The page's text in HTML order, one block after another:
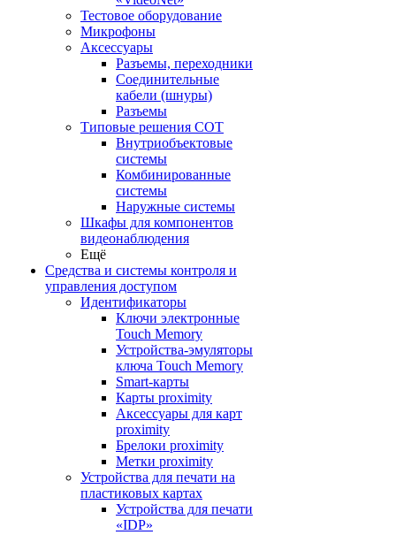
Тестовое оборудование
Микрофоны
Аксессуары
Разъемы, переходники
Соединительные
кабели (шнуры)
Разъемы
Типовые решения СОТ
Внутриобъектовые
системы
Комбинированные
системы
Наружные системы
Шкафы для компонентов
видеонаблюдения
Ещё
Средства и системы контроля и
управления доступом
Идентификаторы
Ключи электронные
Touch Memory
Устройства-эмуляторы
ключа Touch Memory
Smart-карты
Карты proximity
Аксессуары для карт
proximitу
Брелоки proximity
Метки proximity
Устройства для печати на
пластиковых картах
Устройства для печати
«IDP»